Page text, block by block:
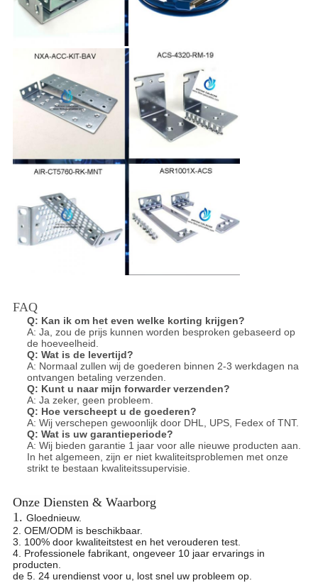
FAQ
Q: Kan ik om het even welke korting krijgen?
A: Ja, zou de prijs kunnen worden besproken gebaseerd op
de hoeveelheid.
Q: Wat is de levertijd?
A: Normaal zullen wij de goederen binnen 2-3 werkdagen na
ontvangen betaling verzenden.
Q: Kunt u naar mijn forwarder verzenden?
A: Ja zeker, geen probleem.
Q: Hoe verscheept u de goederen?
A: Wij verschepen gewoonlijk door DHL, UPS, Fedex of TNT.
Q: Wat is uw garantieperiode?
A: Wij bieden garantie 1 jaar voor alle nieuwe producten aan.
In het algemeen, zijn er niet kwaliteitsproblemen met onze
strikt te bestaan kwaliteitssupervisie.
Onze Diensten & Waarborg
1. Gloednieuw.
2. OEM/ODM is beschikbaar.
3. 100% door kwaliteitstest en het verouderen test.
4. Professionele fabrikant, ongeveer 10 jaar ervarings in
producten.
de 5. 24 urendienst voor u, lost snel uw probleem op.